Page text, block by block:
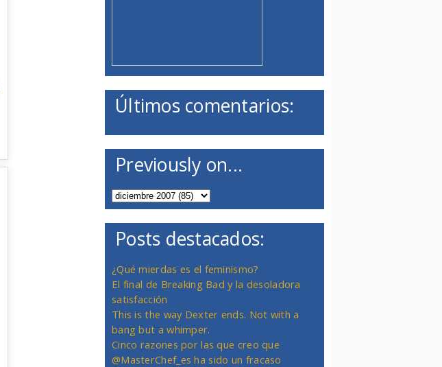
Últimos comentarios:
Previously on...
Posts destacados:
¿Qué mierdas es el feminismo?
El final de Breaking Bad y la desoladora
satisfacción
This is the way Dexter ends. Not with a
bang but a whimper.
Cinco razones por las que creo que
@MasterChef_es ha sido un fracaso